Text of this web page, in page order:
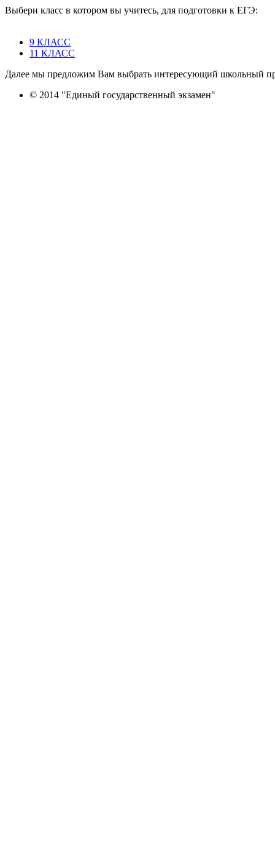
Выбери класс в котором вы учитесь, для подготовки к ЕГЭ:
9 КЛАСС
11 КЛАСС
Далее мы предложим Вам выбрать интересующий школьный
© 2014 "Единый государственный экзамен"